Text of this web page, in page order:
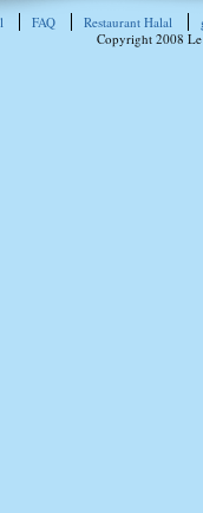
FAQ Restaurant Halal
Copyright 2008